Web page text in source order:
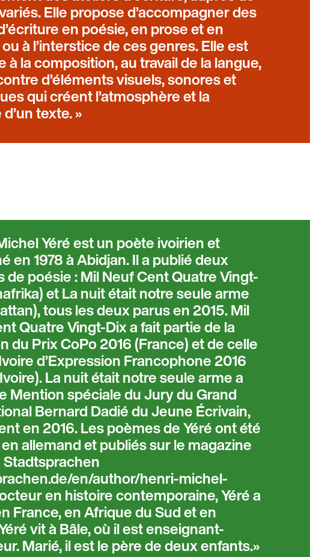
Elle propose d’accompagner des
en poésie, en prose et en
à l’interstice de ces genres. Elle est
à la composition, au travail de la langue,
d’éléments visuels, sonores et
qui créent l’atmosphère et la
texte.
Yéré est un poète ivoirien et
en 1978 à Abidjan. Il a publié deux
de poésie : Mil Neuf Cent Quatre Vingt-
et La nuit était notre seule arme
tous les deux parus en 2015. Mil
Quatre Vingt-Dix a fait partie de la
du Prix CoPo 2016 (France) et de celle
d’Expression Francophone 2016
La nuit était notre seule arme a
Mention spéciale du Jury du Grand
Bernard Dadié du Jeune Écrivain,
en 2016. Les poèmes de Yéré ont été
allemand et publiés sur le magazine
en/author/henri-michel-
en histoire contemporaine, Yéré a
France, en Afrique du Sud et en
vit à Bâle, où il est enseignant-
Marié, il est le père de deux enfants.